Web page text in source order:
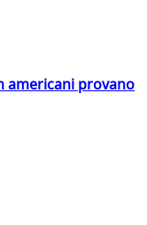
americani provano